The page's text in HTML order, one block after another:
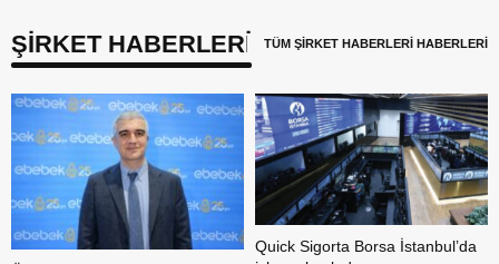
ŞİRKET HABERLERİ TÜM ŞİRKET HABERLERİ HABERLERİ
Quick Sigorta Borsa İstanbul’da